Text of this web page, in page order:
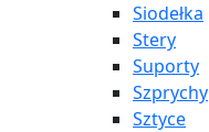
Siodełka
Stery
Suporty
Szprychy
Sztyce